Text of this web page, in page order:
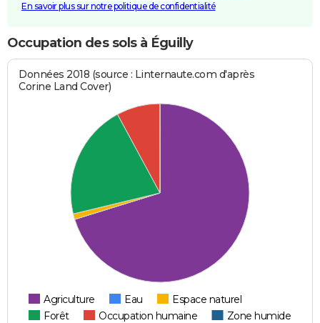
En savoir plus sur notre politique de confidentialité
Occupation des sols à Éguilly
Données 2018 (source : Linternaute.com d'après
Corine Land Cover)
Agriculture Eau
Espace naturel
Forêt
Occupation humaine Zone humide